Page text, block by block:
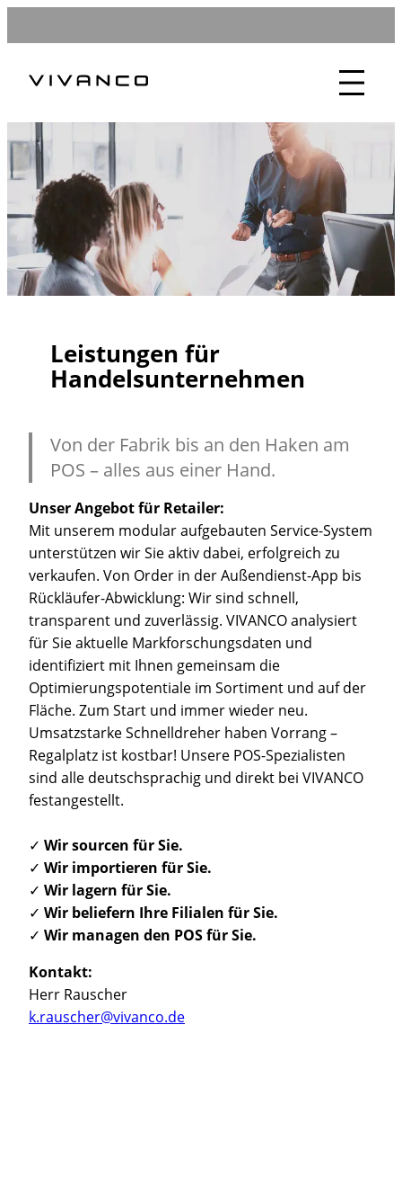
Inhalt
Leistungen für
Handelsunternehmen
Von der Fabrik bis an den Haken am
POS – alles aus einer Hand.
Unser Angebot für Retailer:
Mit unserem modular aufgebauten Service-System
unterstützen wir Sie aktiv dabei, erfolgreich zu
verkaufen. Von Order in der Außendienst-App bis
Rückläufer-Abwicklung: Wir sind schnell,
transparent und zuverlässig. VIVANCO analysiert
für Sie aktuelle Markforschungsdaten und
identifiziert mit Ihnen gemeinsam die
Optimierungspotentiale im Sortiment und auf der
Fläche. Zum Start und immer wieder neu.
Umsatzstarke Schnelldreher haben Vorrang –
Regalplatz ist kostbar! Unsere POS-Spezialisten
sind alle deutschsprachig und direkt bei VIVANCO
festangestellt.
✓ Wir sourcen für Sie.
✓ Wir importieren für Sie.
✓ Wir lagern für Sie.
✓ Wir beliefern Ihre Filialen für Sie.
✓ Wir managen den POS für Sie.
Kontakt:
Herr Rauscher
k.rauscher@vivanco.de